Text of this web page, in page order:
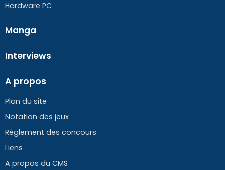
Hardware PC
Manga
Interviews
A propos
Plan du site
Notation des jeux
Règlement des concours
Liens
A propos du CMS